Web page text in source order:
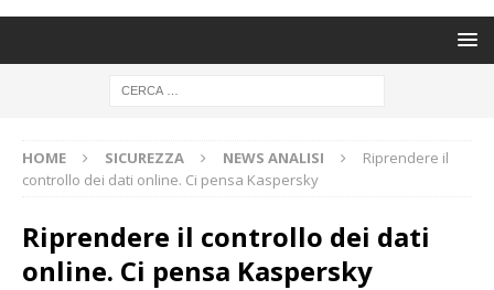
HOME SICUREZZA NEWS ANALISI
Riprendere il
controllo dei dati online. Ci pensa Kaspersky
Riprendere il controllo dei dati
online. Ci pensa Kaspersky